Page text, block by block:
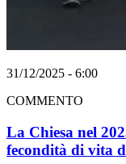
31/12/2025 - 6:00
COMMENTO
La Chiesa nel
fecondità di vita